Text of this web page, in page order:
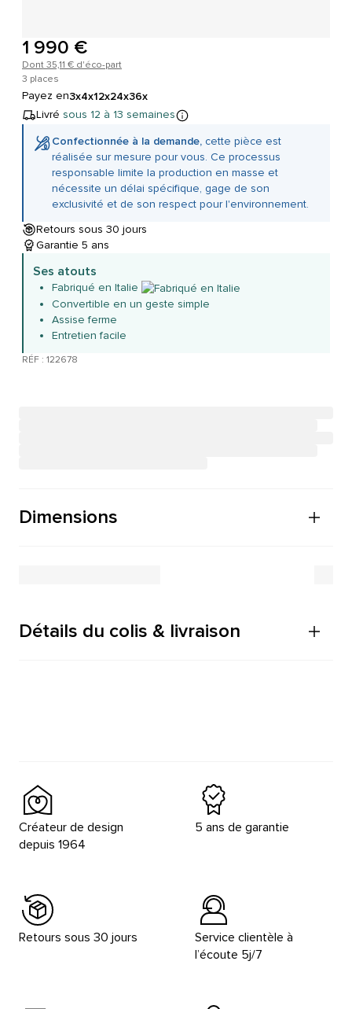
1 990 €
Dont 35,11 € d'éco-part
3 places
Payez en3x4x12x24x36x
Livré sous 12 à 13 semaines
Confectionnée à la demande,cette pièce est
réalisée sur mesure pour vous. Ce processus
responsable limite la production en masse et
nécessite un délai spécifique, gage de son
exclusivité et de son respect pour l'environnement.
Retours sous 30 jours
Garantie 5 ans
Ses atouts
Fabriqué en Italie
Convertible en un geste simple
Assise ferme
Entretien facile
RÉF : 122678
Dimensions
Détails du colis & livraison
Créateur de design
depuis 1964
5 ans de garantie
Retours sous 30 jours
Service clientèle à
l’écoute 5j/7